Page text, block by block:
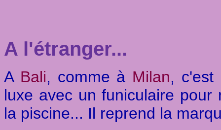
A l'étranger...
A Bali, comme à Milan,
luxe avec un funiculaire
la piscine... Il reprend la